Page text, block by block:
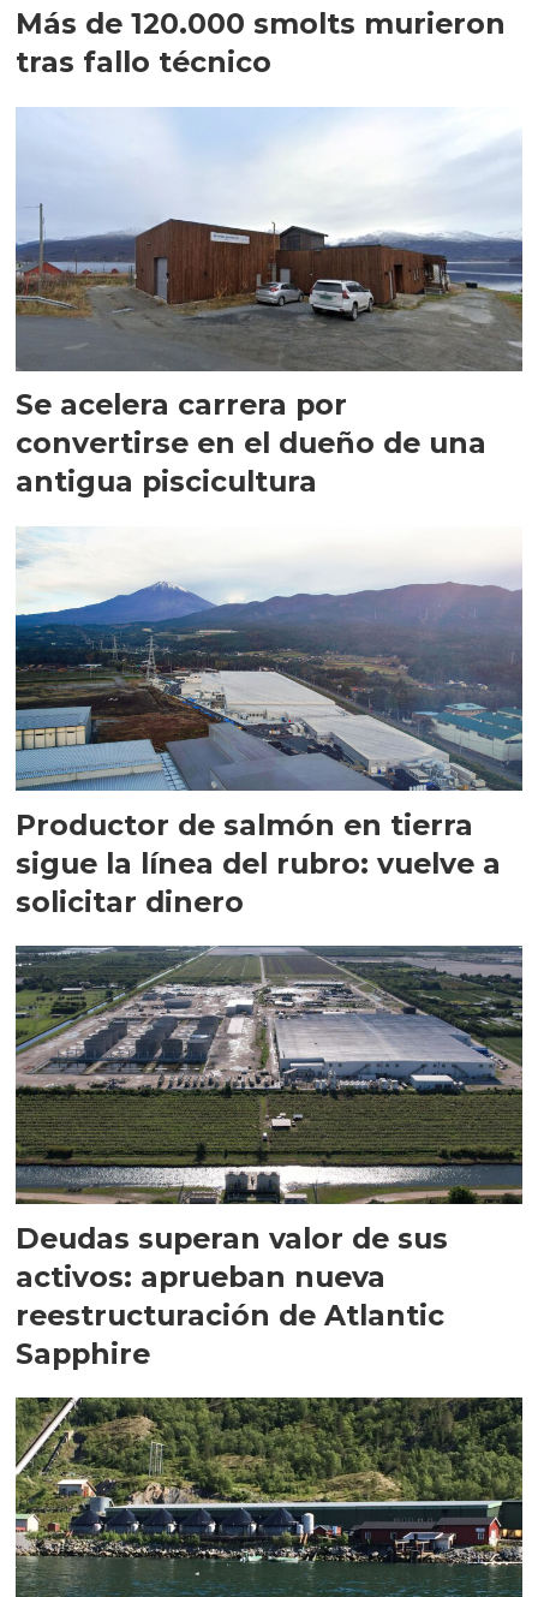
Más de 120.000 smolts murieron
tras fallo técnico
Se acelera carrera por
convertirse en el dueño de una
antigua piscicultura
Productor de salmón en tierra
sigue la línea del rubro: vuelve a
solicitar dinero
Deudas superan valor de sus
activos: aprueban nueva
reestructuración de Atlantic
Sapphire